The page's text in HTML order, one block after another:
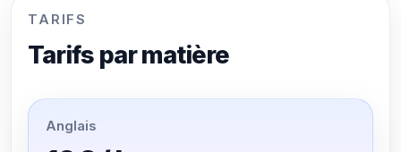
TARIFS
Tarifs par matière
Anglais